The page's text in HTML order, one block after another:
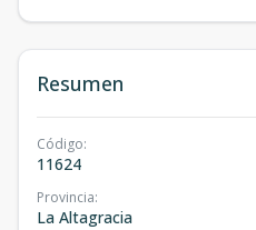
Resumen
Código:
11624
Provincia:
La Altagracia